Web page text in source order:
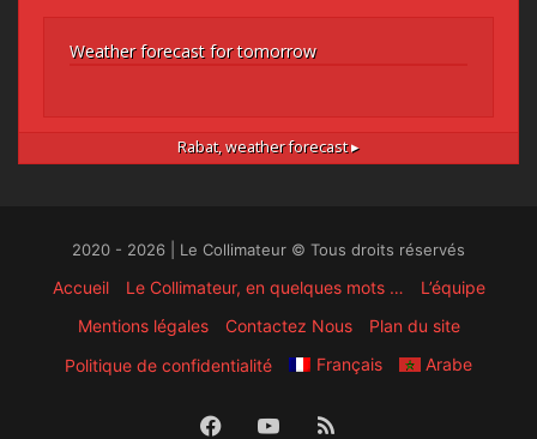
Weather forecast for tomorrow
Rabat,weather forecast ▸
2020 - 2026 | Le Collimateur © Tous droits réservés
Accueil Le Collimateur, en quelques mots …
L’équipe
Mentions légales
Contactez Nous
Plan du site
Politique de confidentialité
Français Arabe
FacebookYouTube